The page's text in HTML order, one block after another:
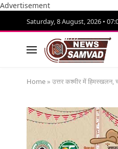
Advertisement
Saturday, 8 August, 2026 •
Home » उत्तर कश्मीर में हिमस्खलन,